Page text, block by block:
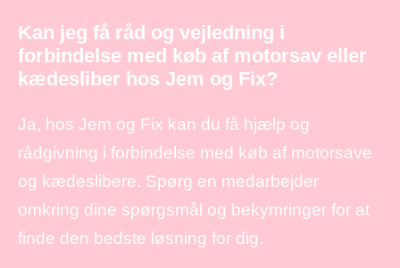
Kan jeg få råd og vejledning i
forbindelse med køb af motorsav eller
kædesliber hos Jem og Fix?
Ja, hos Jem og Fix kan du få hjælp og
rådgivning i forbindelse med køb af motorsave
og kædeslibere. Spørg en medarbejder
omkring dine spørgsmål og bekymringer for at
finde den bedste løsning for dig.